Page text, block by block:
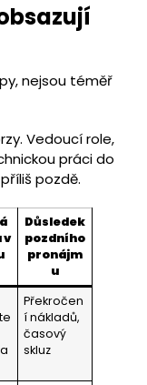
nejsou téměř
Vedoucí role,
práci do
pozdě.
v
Důsledek
pozdního
pronájm
u
Překročen
í nákladů,
časový
skluz